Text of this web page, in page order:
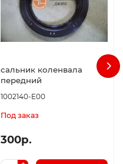
сальник коленвала
передний
1002140-E00
Под заказ
300р.